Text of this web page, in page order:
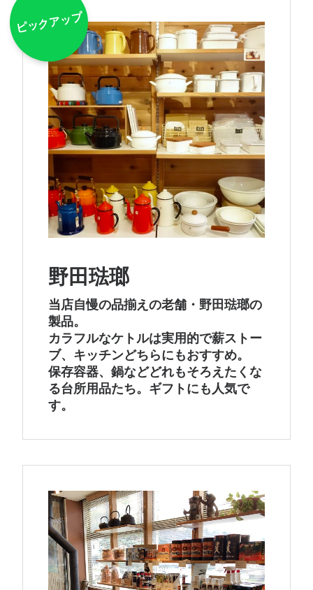
野田琺瑯
当店自慢の品揃えの老舗・野田琺瑯の
製品。
カラフルなケトルは実用的で薪ストー
ブ、キッチンどちらにもおすすめ。
保存容器、鍋などどれもそろえたくな
る台所用品たち。ギフトにも人気で
す。